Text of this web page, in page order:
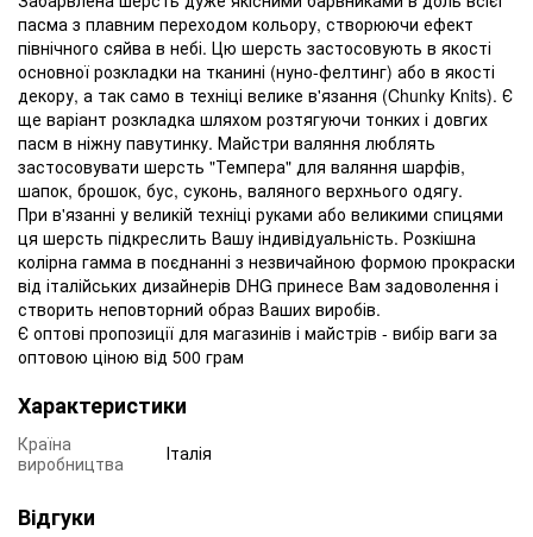
пасма з плавним переходом кольору, створюючи ефект
північного сяйва в небі. Цю шерсть застосовують в якості
основної розкладки на тканині (нуно-фелтинг) або в якості
декору, а так само в техніці велике в'язання (Chunky Knits). Є
ще варіант розкладка шляхом розтягуючи тонких і довгих
пасм в ніжну павутинку. Майстри валяння люблять
застосовувати шерсть "Темпера" для валяння шарфів,
шапок, брошок, бус, суконь, валяного верхнього одягу.
При в'язанні у великій техніці руками або великими спицями
ця шерсть підкреслить Вашу індивідуальність. Розкішна
колірна гамма в поєднанні з незвичайною формою прокраски
від італійських дизайнерів DHG принесе Вам задоволення і
створить неповторний образ Ваших виробів.
Є оптові пропозиції для магазинів і майстрів - вибір ваги за
оптовою ціною від 500 грам
Характеристики
Країна
виробництва
Італія
Відгуки